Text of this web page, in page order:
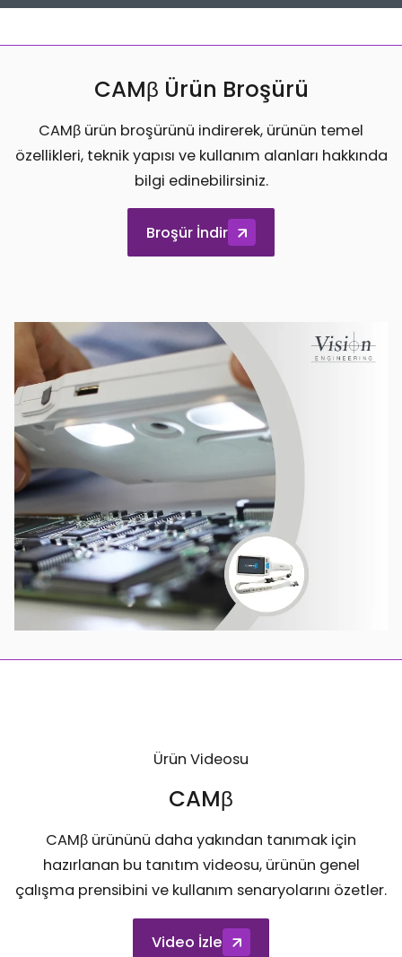
CAMβ Ürün Broşürü
CAMβ ürün broşürünü indirerek, ürünün temel
özellikleri, teknik yapısı ve kullanım alanları hakkında
bilgi edinebilirsiniz.
Broşür İndir
Ürün Videosu
CAMβ
CAMβ ürününü daha yakından tanımak için
hazırlanan bu tanıtım videosu, ürünün genel
çalışma prensibini ve kullanım senaryolarını özetler.
Video İzle